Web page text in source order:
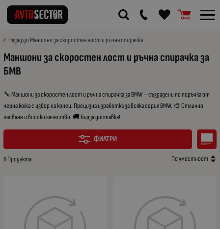
Назад до Маншони за скоростен лост и ръчна спирачка
Маншони за скоростен лост и ръчна спирачка за
БМВ
🔧 Маншони за скоростен лост и ръчна спирачка за BMW – създадени по поръчка от
черна кожа с избор на конец. Прецизна изработка за всяка серия BMW. 🎨 Отлично
пасване и високо качество. 🚚 Бърза доставка!
ФИЛТРИ
6 Продукта По уместност